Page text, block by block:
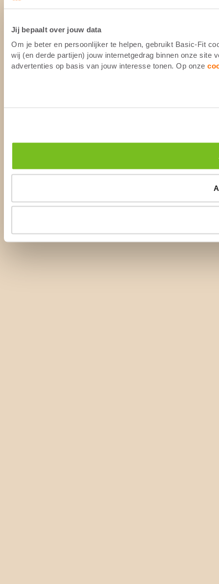
Jij bepaalt over jouw data
Om je beter en persoonlijker te helpen, gebruikt Basic-Fit
wij (en derde partijen) jouw internetgedrag binnen onze site
advertenties op basis van jouw interesse tonen. Op onze